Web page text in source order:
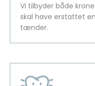
Vi tilbyder både
skal have erstattet
tænder.